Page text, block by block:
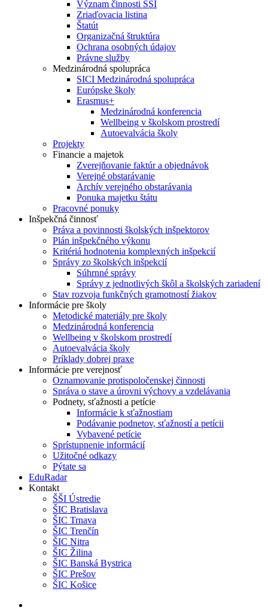
Význam činnosti ŠŠI
Zriaďovacia listina
Štatút
Organizačná štruktúra
Ochrana osobných údajov
Právne služby
Medzinárodná spolupráca
SICI Medzinárodná spolupráca
Európske školy
Erasmus+
Medzinárodná konferencia
Wellbeing v školskom prostredí
Autoevalvácia školy
Projekty
Financie a majetok
Zverejňovanie faktúr a objednávok
Verejné obstarávanie
Archív verejného obstarávania
Ponuka majetku štátu
Pracovné ponuky
Inšpekčná činnosť
Práva a povinnosti školských inšpektorov
Plán inšpekčného výkonu
Kritériá hodnotenia komplexných inšpekcií
Správy zo školských inšpekcií
Súhrnné správy
Správy z jednotlivých škôl a školských zariadení
Stav rozvoja funkčných gramotností žiakov
Informácie pre školy
Metodické materiály pre školy
Medzinárodná konferencia
Wellbeing v školskom prostredí
Autoevalvácia školy
Príklady dobrej praxe
Informácie pre verejnosť
Oznamovanie protispoločenskej činnosti
Správa o stave a úrovni výchovy a vzdelávania
Podnety, sťažnosti a petície
Informácie k sťažnostiam
Podávanie podnetov, sťažností a petícii
Vybavené petície
Sprístupnenie informácií
Užitočné odkazy
Pýtate sa
EduRadar
Kontakt
ŠŠI Ústredie
ŠIC Bratislava
ŠIC Trnava
ŠIC Trenčín
ŠIC Nitra
ŠIC Žilina
ŠIC Banská Bystrica
ŠIC Prešov
ŠIC Košice